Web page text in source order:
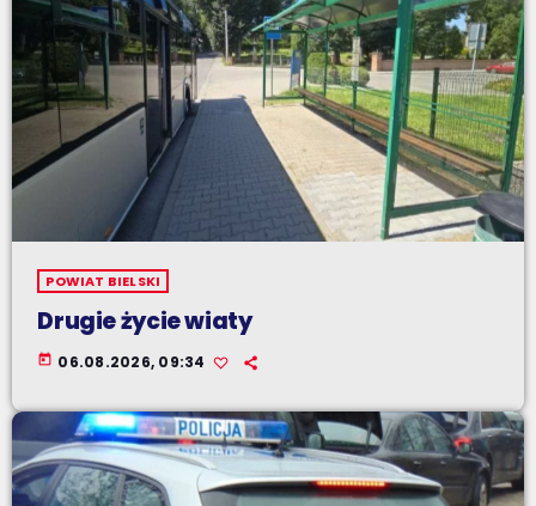
POWIAT BIELSKI
Drugie życie wiaty
today 06.08.2026, 09:34